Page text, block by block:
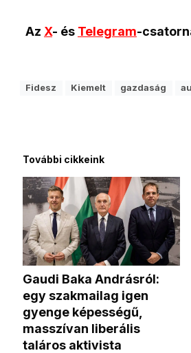
Az X- és Telegram-
Fidesz Kiemelt gazdaság
További cikkeink
Gaudi Baka Andrásról:
egy szakmailag igen
gyenge képességű,
masszívan liberális
taláros aktivista